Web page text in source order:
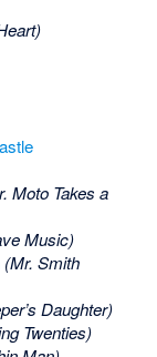
Moto Takes a
Music)
(Mr. Smith
Daughter)
Twenties)